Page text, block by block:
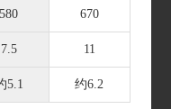
580 670
7.5 11
5.1 约6.2